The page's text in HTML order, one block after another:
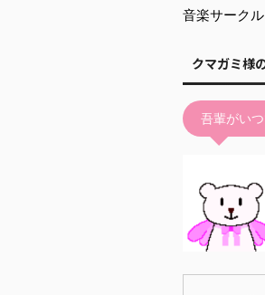
音楽サーク
クマガミ様
吾輩がい